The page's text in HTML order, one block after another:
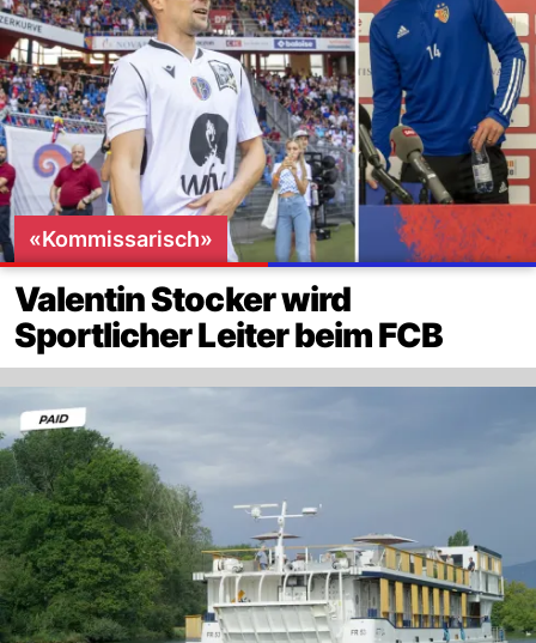
«Kommissarisch»
Valentin Stocker wird
Sportlicher Leiter beim FCB